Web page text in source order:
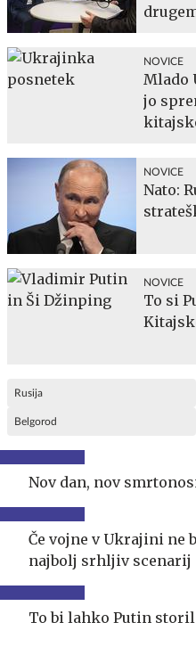
NOVICE
Mlado
jo
NOVICE
Nato:
NOVICE
To si
Rusija
Belgorod
Nov dan, nov
Če vojne v Ukrajini ne
najbolj srhljiv scenarij
To bi lahko Putin storil